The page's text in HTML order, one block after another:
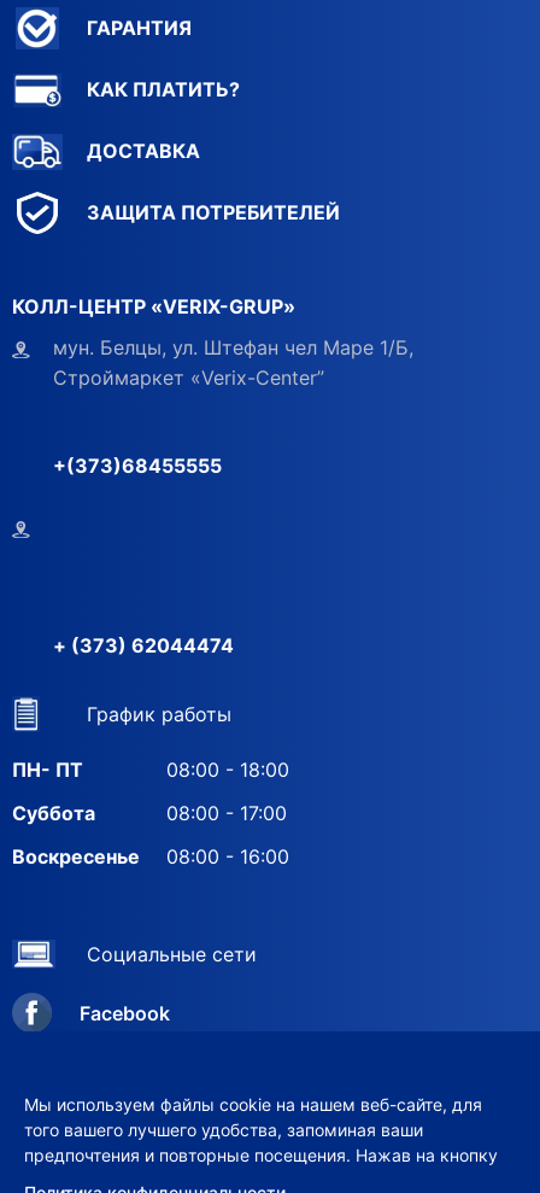
КОЛЛ-ЦЕНТР «VERIX-GRUP»
мун. Белцы, ул. Штефан чел Маре 1/Б,
Строймаркет «Verix-Center”
+(373)68455555
+ (373) 62044474
ГАРАНТИЯ
КАК ПЛАТИТЬ?
ДОСТАВКА
ЗАЩИТА ПОТРЕБИТЕЛЕЙ
График работы
ПН- ПТ
08:00 - 18:00
Суббота
08:00 - 17:00
Воскресенье
08:00 - 16:00
Социальные сети
Facebook
Мы используем файлы cookie на нашем веб-сайте, для
того вашего лучшего удобства, запоминая ваши
предпочтения и повторные посещения. Нажав на кнопку